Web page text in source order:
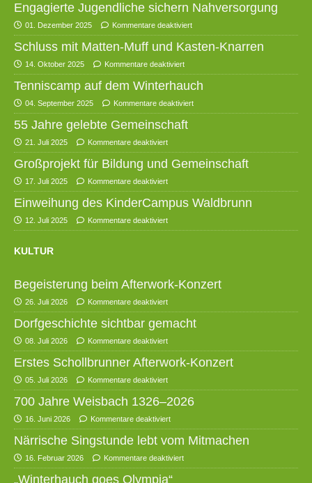
Engagierte Jugendliche sichern Nahversorgung
01. Dezember 2025 Kommentare deaktiviert
Schluss mit Matten-Muff und Kasten-Knarren
14. Oktober 2025 Kommentare deaktiviert
Tenniscamp auf dem Winterhauch
04. September 2025 Kommentare deaktiviert
55 Jahre gelebte Gemeinschaft
21. Juli 2025 Kommentare deaktiviert
Großprojekt für Bildung und Gemeinschaft
17. Juli 2025 Kommentare deaktiviert
Einweihung des KinderCampus Waldbrunn
12. Juli 2025 Kommentare deaktiviert
KULTUR
Begeisterung beim Afterwork-Konzert
26. Juli 2026 Kommentare deaktiviert
Dorfgeschichte sichtbar gemacht
08. Juli 2026 Kommentare deaktiviert
Erstes Schollbrunner Afterwork-Konzert
05. Juli 2026 Kommentare deaktiviert
700 Jahre Weisbach 1326–2026
16. Juni 2026 Kommentare deaktiviert
Närrische Singstunde lebt vom Mitmachen
16. Februar 2026 Kommentare deaktiviert
„Winterhauch goes Olympia“